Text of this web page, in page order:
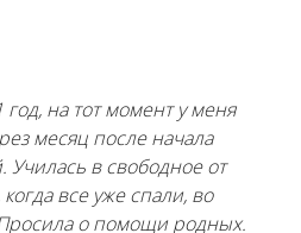
на тот момент у меня
месяц после начала
Училась в свободное от
все уже спали, во
о помощи родных.